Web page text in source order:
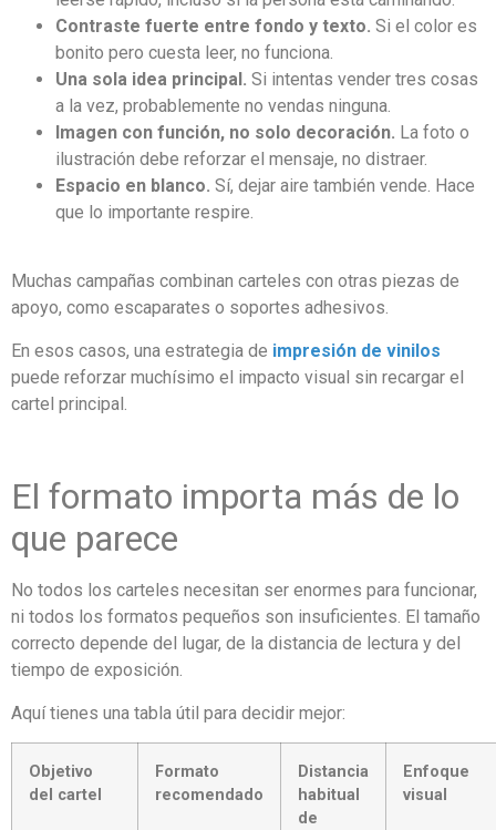
Contraste fuerte entre fondo y texto. Si el color es
bonito pero cuesta leer, no funciona.
Una sola idea principal. Si intentas vender tres cosas
a la vez, probablemente no vendas ninguna.
Imagen con función, no solo decoración. La foto o
ilustración debe reforzar el mensaje, no distraer.
Espacio en blanco. Sí, dejar aire también vende. Hace
que lo importante respire.
Muchas campañas combinan carteles con otras piezas de
apoyo, como escaparates o soportes adhesivos.
En esos casos, una estrategia de impresión de vinilos
puede reforzar muchísimo el impacto visual sin recargar el
cartel principal.
El formato importa más de lo
que parece
No todos los carteles necesitan ser enormes para funcionar,
ni todos los formatos pequeños son insuficientes. El tamaño
correcto depende del lugar, de la distancia de lectura y del
tiempo de exposición.
Aquí tienes una tabla útil para decidir mejor:
Objetivo
del cartel
Formato
recomendado
Distancia
habitual
de
Enfoque
visual